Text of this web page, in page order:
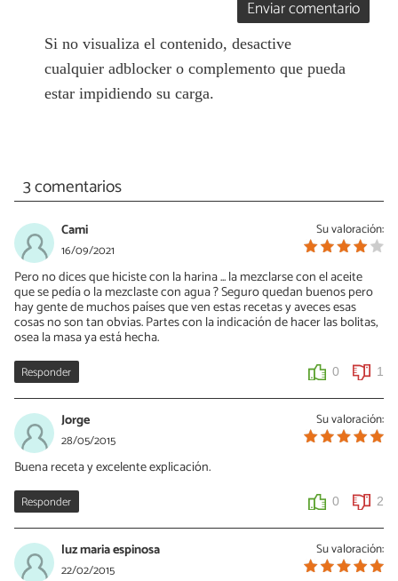
Enviar comentario
Si no visualiza el contenido, desactive
cualquier adblocker o complemento que pueda
estar impidiendo su carga.
3 comentarios
Su valoración:
Cami
16/09/2021
Pero no dices que hiciste con la harina ... la mezclarse con el aceite
que se pedía o la mezclaste con agua ? Seguro quedan buenos pero
hay gente de muchos países que ven estas recetas y aveces esas
cosas no son tan obvias. Partes con la indicación de hacer las bolitas,
osea la masa ya está hecha.
Responder 0 1
Su valoración:
Jorge
28/05/2015
Buena receta y excelente explicación.
Responder 0 2
Su valoración:
luz maria espinosa
22/02/2015